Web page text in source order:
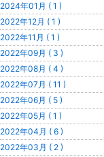
2024年01月 ( 1 )
2022年12月 ( 1 )
2022年11月 ( 1 )
2022年09月 ( 3 )
2022年08月 ( 4 )
2022年07月 ( 11 )
2022年06月 ( 5 )
2022年05月 ( 1 )
2022年04月 ( 6 )
2022年03月 ( 2 )